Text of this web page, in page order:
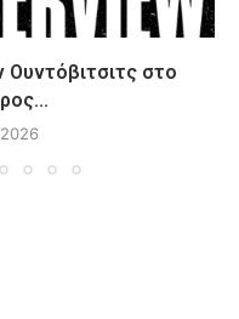
Ουντόβιτσιτς στο